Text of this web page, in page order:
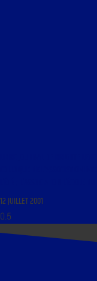
12 JUILLET 2001